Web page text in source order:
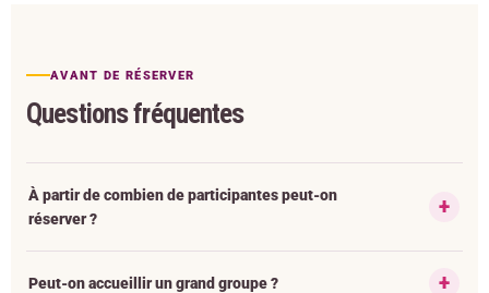
AVANT DE RÉSERVER
Questions fréquentes
À partir de combien de participantes peut-on
réserver ?
Peut-on accueillir un grand groupe ?